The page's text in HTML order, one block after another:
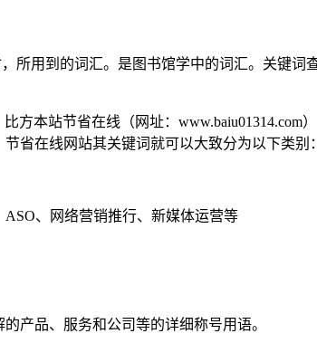
所用到的词汇。是图书馆学中的词汇。关键
本站节省在线（网址：www.baiu01314.com
省在线网站其关键词就可以大致分为以下类别：
、网络营销推行、新媒体运营等
产品、服务和公司等的详细称号用语。